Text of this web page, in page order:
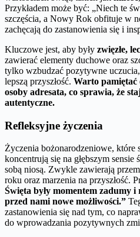
Przykładem może być: „Niech te
szczęścia, a Nowy Rok obfituje w
zachęcają do zastanowienia się i
Kluczowe jest, aby były zwięzłe,
zawierać elementy duchowe oraz
tylko wzbudzać pozytywne uczucia,
lepszą przyszłość. Warto pamiętać
osoby adresata, co sprawia, że
autentyczne.
Refleksyjne życzenia
Życzenia bożonarodzeniowe, które
koncentrują się na głębszym
sobą niosą. Zwykle zawierają
roku oraz marzenia na przyszłość.
Święta były momentem zadumy
przed nami nowe możliwości.”
zastanowienia się nad tym, co
do wprowadzania pozytywnych